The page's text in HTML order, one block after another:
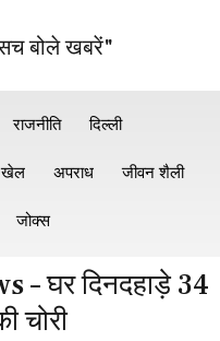
बोले खबरें"
राजनीति दिल्ली
खेल अपराध जीवन शैली
जोक्स
घर दिनदहाड़े 34
चोरी